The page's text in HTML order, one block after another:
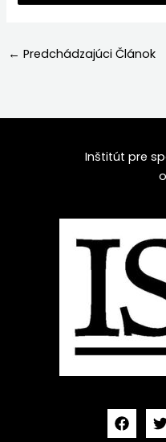
← Predchádzajúci Článok
Inštitút pre